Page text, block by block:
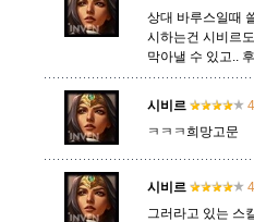
상대 바루스일때
시하는건 시비르
막아낼 수 있고..
시비르
ㅋㅋㅋ희망고문
시비르
그러라고 있는 스